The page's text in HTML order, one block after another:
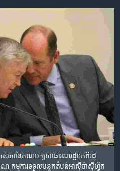
ភា​នៃ​គណបក្ស​សាធារណរដ្ឋ​មក​ពី​រដ្ឋ
ៈកម្មការ​ទទួល​បន្ទុក​តំបន់​អាស៊ីប៉ាស៊ីហ្វិក​